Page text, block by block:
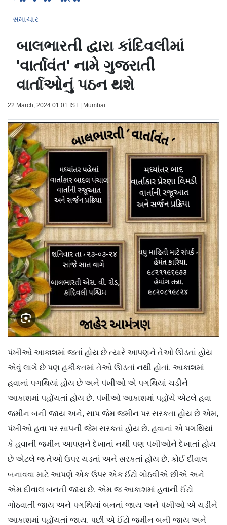
સમાચાર
બાલભારતી દ્વારા કાંદિવલીમાં
'વાર્તાવંત' નામે ગુજરાતી
વાર્તાઓનું પઠન થશે
22 March, 2024 01:01 IST | Mumbai
પંખીઓ આકાશમાં જતાં હોય છે ત્યારે આપણને તેઓ ઊડતાં હોય
એવું લાગે છે પણ હકીકતમાં તેઓ ઊડતાં નથી હોતાં. આકાશમાં
હવાનાં પગથિયાં હોય છે અને પંખીઓ એ પગથિયાં ચડીને
આકાશમાં પહોંચતાં હોય છે. પંખીઓ આકાશમાં પહોંચે એટલે હવા
જમીન બની જાય અને, સાપ જેમ જમીન પર સરકતા હોય છે એમ,
પંખીઓ હવા પર સાપની જેમ સરકતાં હોય છે. હવાનાં એ પગથિયાં
કે હવાની જમીન આપણને દેખાતાં નથી પણ પંખીઓને દેખાતાં હોય
છે એટલે જ તેઓ ઉપર ચડતાં અને સરકતાં હોય છે. કોઈ દીવાલ
બનાવવા માટે આપણે એક ઉપર એક ઈંટો ગોઠવીએ છીએ અને
એમ દીવાલ બનતી જાય છે. એમ જ આકાશમાં હવાની ઈંટો
ગોઠવાતી જાય અને પગથિયાં બનતાં જાય અને પંખીઓ એ ચડીને
આકાશમાં પહોંચતાં જાય. પછી એ ઈંટો જમીન બની જાય અને